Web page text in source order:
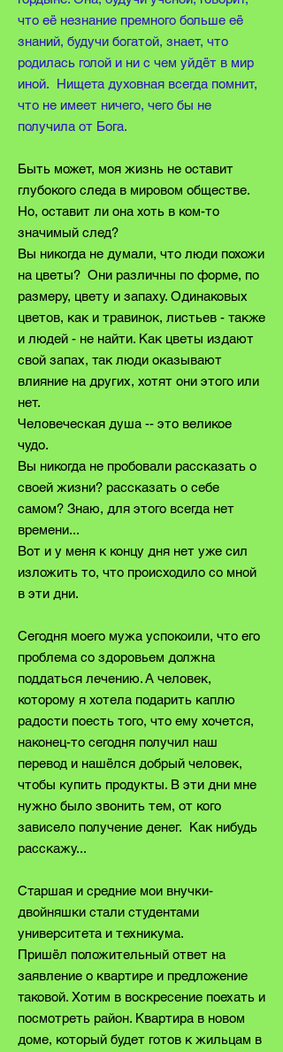
что её незнание премного больше её
знаний, будучи богатой, знает, что
родилась голой и ни с чем уйдёт в мир
иной. Нищета духовная всегда помнит,
что не имеет ничего, чего бы не
получила от Бога.
Быть может, моя жизнь не оставит
глубокого следа в мировом обществе.
Но, оставит ли она хоть в ком-то
значимый след?
Вы никогда не думали, что люди похожи
на цветы? Они различны по форме, по
размеру, цвету и запаху. Одинаковых
цветов, как и травинок, листьев - также
и людей - не найти. Как цветы издают
свой запах, так люди оказывают
влияние на других, хотят они этого или
нет.
Человеческая душа -- это великое
чудо.
Вы никогда не пробовали рассказать о
своей жизни? рассказать о себе
самом? Знаю, для этого всегда нет
времени...
Вот и у меня к концу дня нет уже сил
изложить то, что происходило со мной
в эти дни.
Сегодня моего мужа успокоили, что его
проблема со здоровьем должна
поддаться лечению. А человек,
которому я хотела подарить каплю
радости поесть того, что ему хочется,
наконец-то сегодня получил наш
перевод и нашёлся добрый человек,
чтобы купить продукты. В эти дни мне
нужно было звонить тем, от кого
зависело получение денег. Как нибудь
расскажу...
Старшая и средние мои внучки-
двойняшки стали студентами
университета и техникума.
Пришёл положительный ответ на
заявление о квартире и предложение
таковой. Хотим в воскресение поехать и
посмотреть район. Квартира в новом
доме, который будет готов к жильцам в